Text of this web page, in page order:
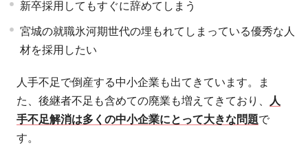
新卒採用してもすぐに辞めてしまう
宮城の就職氷河期世代の埋もれてしまっている優秀な人
材を採用したい
人手不足で倒産する中小企業も出てきています。ま
た、後継者不足も含めての廃業も増えてきており、
人
手不足解消は多くの中小企業にとって大きな問題で
す。